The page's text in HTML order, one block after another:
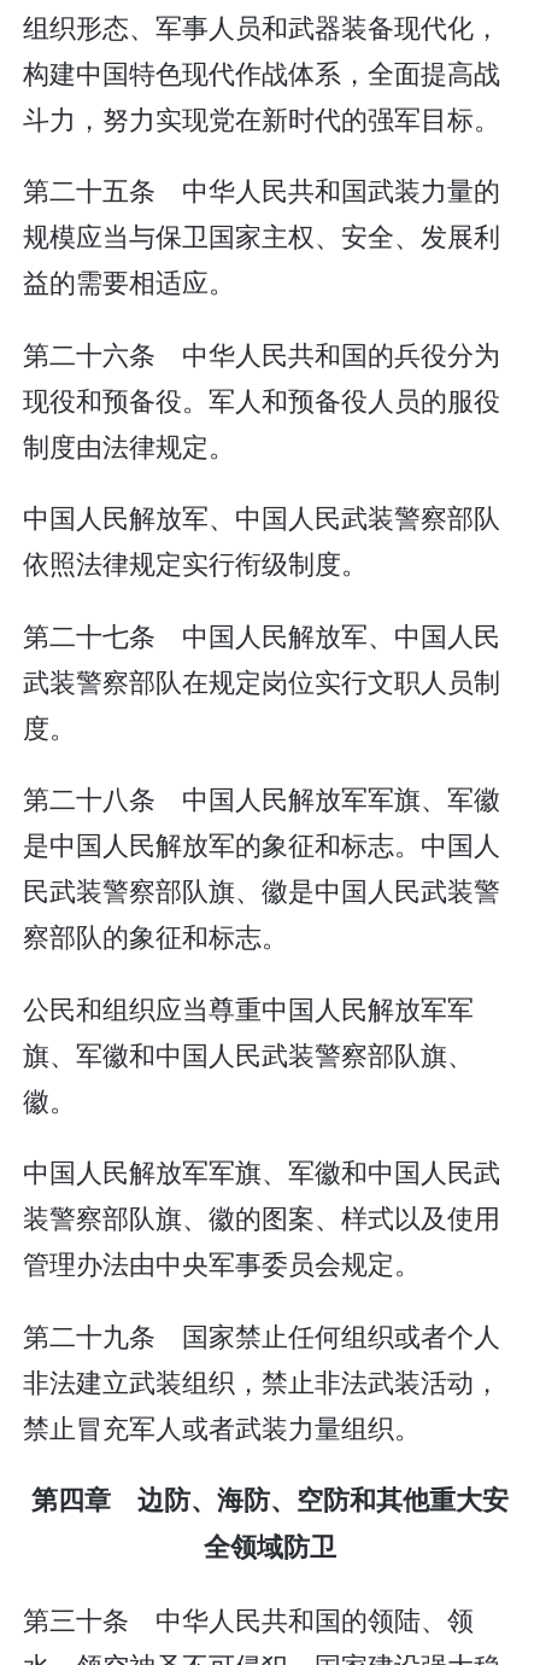
组织形态、军事人员和武器装备现代化，
构建中国特色现代作战体系，全面提高战
斗力，努力实现党在新时代的强军目标。
第二十五条 中华人民共和国武装力量的
规模应当与保卫国家主权、安全、发展利
益的需要相适应。
第二十六条 中华人民共和国的兵役分为
现役和预备役。军人和预备役人员的服役
制度由法律规定。
中国人民解放军、中国人民武装警察部队
依照法律规定实行衔级制度。
第二十七条 中国人民解放军、中国人民
武装警察部队在规定岗位实行文职人员制
度。
第二十八条 中国人民解放军军旗、军徽
是中国人民解放军的象征和标志。中国人
民武装警察部队旗、徽是中国人民武装警
察部队的象征和标志。
公民和组织应当尊重中国人民解放军军
旗、军徽和中国人民武装警察部队旗、
徽。
中国人民解放军军旗、军徽和中国人民武
装警察部队旗、徽的图案、样式以及使用
管理办法由中央军事委员会规定。
第二十九条 国家禁止任何组织或者个人
非法建立武装组织，禁止非法武装活动，
禁止冒充军人或者武装力量组织。
第四章 边防、海防、空防和其他重大安
全领域防卫
第三十条 中华人民共和国的领陆、领